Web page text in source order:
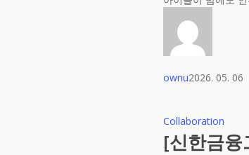
ownu2026. 05. 06
Collaboration
[신한금